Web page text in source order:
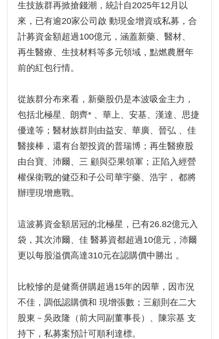
生技族群再掀搶錢潮，統計自2025年12月以
來，已有逾20家公司啟 動現金增資或私募，合
計募資金額超過100億元，涵蓋新藥、醫材、
再生醫療、生技材料等多元領域，點燃農曆年
前的紅包行情。
從族群分布來看，新藥股仍是本波吸金主力，
包括北極星、朗齊* 、華上、安基、漢達、思捷
優達等；醫材族群則由益安、華廣、晉弘 、佳
醫接棒，還有台塑投資的普瑞博；再生醫療股
由台寶、沛爾、三 顧與亞果領軍；正陷入經營
權保衛戰的健亞和子公司華宇藥、浩宇， 都將
辦理現增應戰。
這波募資金額居冠的北極星，已有26.82億元入
袋，其次沛爾、佳 醫募資都超過10億元，沛爾
更以每股溢價高達310元在認購價中勝出 。
比較慘的是健喬併購超過15年的因華，因市況
不佳，調低認購價和 現增張數；三顧則在二大
股東－吳政隆（前大同副董事長）、陳宗基 支
持下，私募案預計可順利達標。